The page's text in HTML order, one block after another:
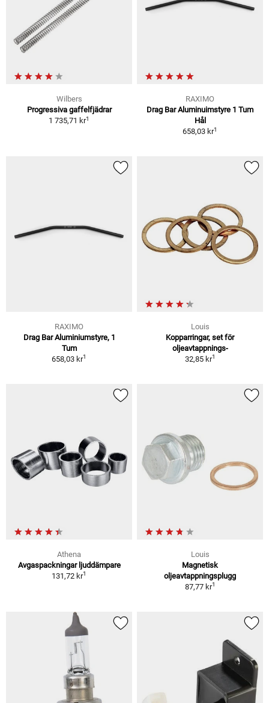
Wilbers
Progressiva gaffelfjädrar
1 735,71 kr1
RAXIMO
Drag Bar Aluminuimstyre 1 Tum
Hål
658,03 kr1
RAXIMO
Drag Bar Aluminiumstyre, 1
Tum
658,03 kr1
Louis
Kopparringar, set för
oljeavtappnings-
32,85 kr1
Athena
Avgaspackningar ljuddämpare
131,72 kr1
Louis
Magnetisk
oljeavtappningsplugg
87,77 kr1